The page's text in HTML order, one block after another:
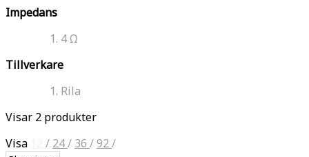
Impedans
4 Ω
Tillverkare
Rila
Visar 2 produkter
Visa
/ 24/ 36 /92/